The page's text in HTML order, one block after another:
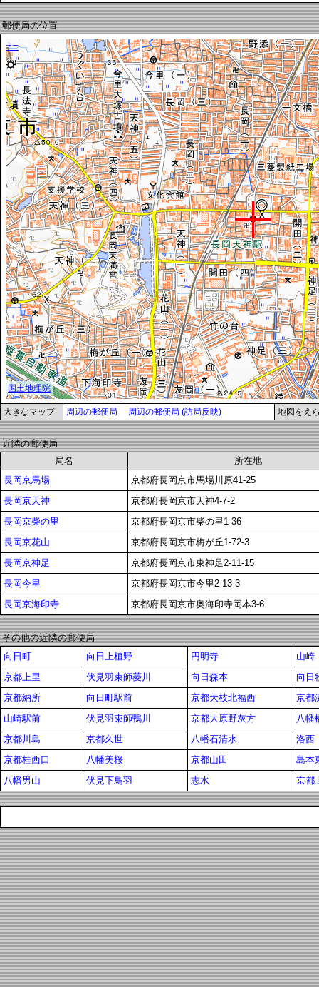
郵便局の位置
大きなマップ 周辺の郵便局 周辺の郵便局 (訪局反映) 地図をえ
近隣の郵便局
局名
所在地
長岡京馬場
京都府長岡京市馬場川原41-25
長岡京天神
京都府長岡京市天神4-7-2
長岡京柴の里
京都府長岡京市柴の里1-36
長岡京花山
京都府長岡京市梅が丘1-72-3
長岡京神足
京都府長岡京市東神足2-11-15
長岡今里
京都府長岡京市今里2-13-3
長岡京海印寺
京都府長岡京市奥海印寺岡本3-6
その他の近隣の郵便局
向日町
向日上植野 円明寺
山崎
京都上里
伏見羽束師菱川 向日森本
向日
京都納所
向日町駅前 京都大枝北福西
京都
山崎駅前
伏見羽束師鴨川 京都大原野灰方
八幡
京都川島
京都久世 八幡石清水
洛西
京都桂西口
八幡美桜 京都山田
島本
八幡男山
伏見下鳥羽 志水 京都